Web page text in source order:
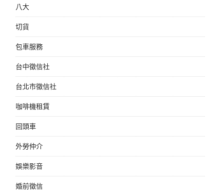
八大
切貨
包車服務
台中徵信社
台北市徵信社
咖啡機租賃
回頭車
外勞仲介
娛樂影音
婚前徵信